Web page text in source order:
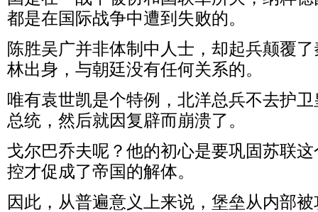
都是在国际战争中遭到失败的。
陈胜吴广并非体制中人士，却起兵颠覆
林出身，与朝廷没有任何关系的。
唯有袁世凯是个特例，北洋总兵不去护
总统，然后就因复辟而崩溃了。
戈尔巴乔夫呢？他的初心是要巩固苏联
控才促成了帝国的解体。
因此，从普遍意义上来说，堡垒从内部